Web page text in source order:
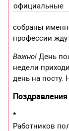
собраны
профессии
Важно! День
недели
день на посту.
*
Работников